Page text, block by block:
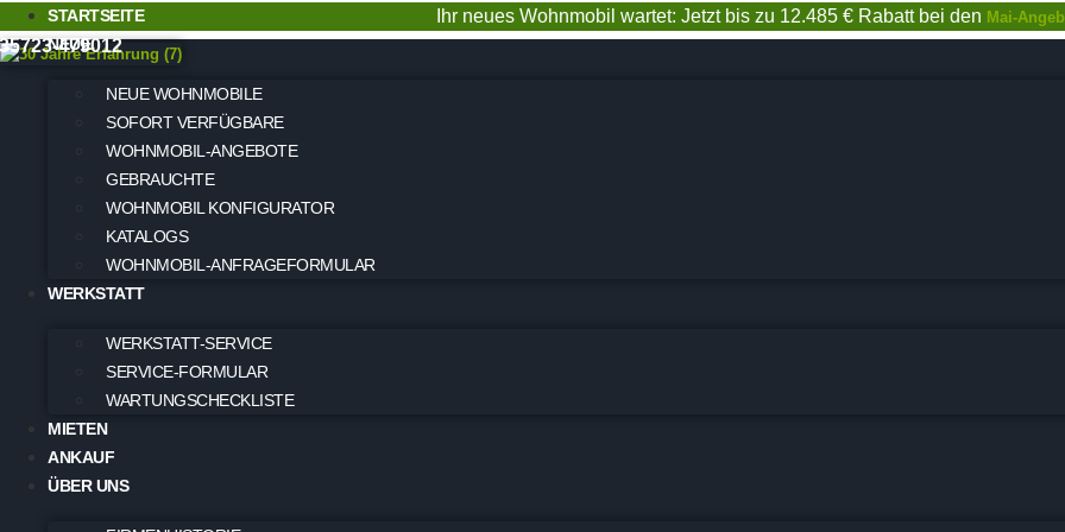
Ihr neues Wohnmobil wartet: Jetzt bis zu 12.485 € Rabatt bei den Mai-
479012
STARTSEITE
NEUE
NEUE WOHNMOBILE
SOFORT VERFÜGBARE
WOHNMOBIL-ANGEBOTE
GEBRAUCHTE
WOHNMOBIL KONFIGURATOR
KATALOGS
WOHNMOBIL-ANFRAGEFORMULAR
WERKSTATT
WERKSTATT-SERVICE
SERVICE-FORMULAR
WARTUNGSCHECKLISTE
MIETEN
ANKAUF
ÜBER UNS